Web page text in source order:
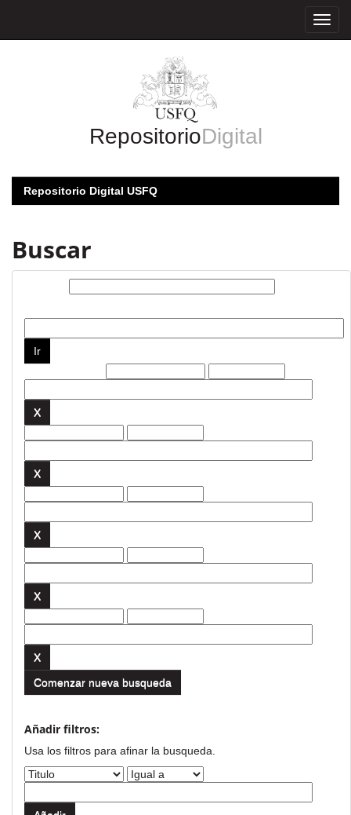
RepositorioDigital
Repositorio Digital USFQ
Buscar
Comenzar nueva busqueda
Añadir filtros:
Usa los filtros para afinar la busqueda.